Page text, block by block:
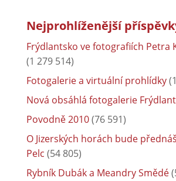
Nejprohlíženější
Frýdlantsko ve fotografiích Petra
(1 279 514)
Fotogalerie a virtuální prohlídky
Nová obsáhlá fotogalerie
Povodně 2010(76 591)
O Jizerských horách bude
Pelc (54 805)
Rybník Dubák a Meandry Smědé